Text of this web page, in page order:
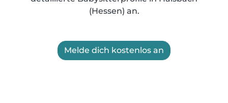
(Hessen) an.
Melde dich kostenlos an